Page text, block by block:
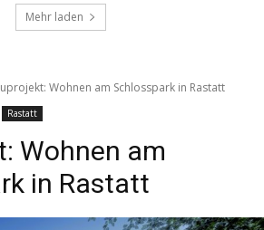
Mehr laden